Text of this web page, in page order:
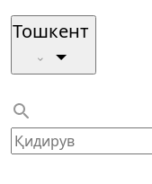
Тошкент